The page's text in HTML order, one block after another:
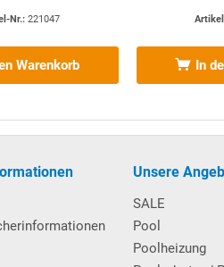
(können vorab angefordert
Nr.: 221047
Warenkorb In
Unsere
SALE
Pool
Poolheizung